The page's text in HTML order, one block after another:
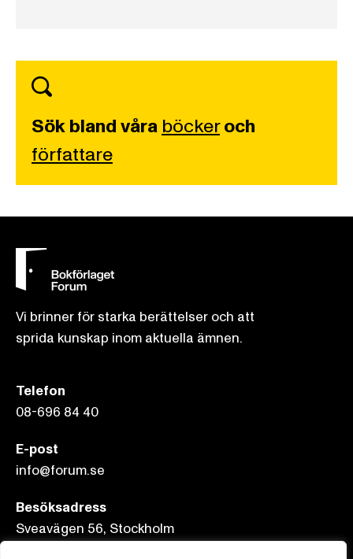
Sök bland våra böckeroch
författare
Vi brinner för starka berättelser och att
sprida kunskap inom aktuella ämnen.
Telefon
08-696 84 40
E-post
info@forum.se
Besöksadress
Sveavägen 56, Stockholm